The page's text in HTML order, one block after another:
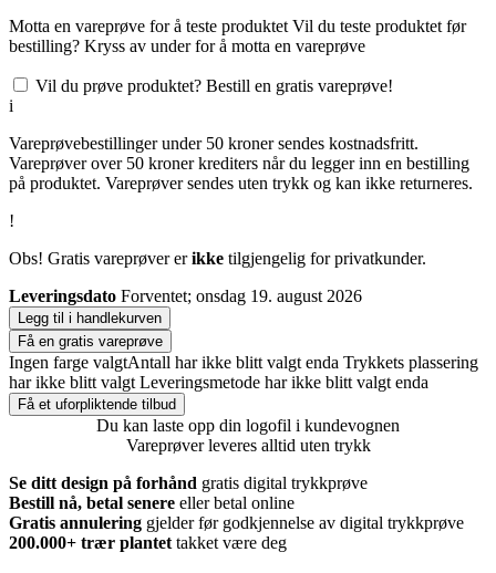
Motta en vareprøve for å teste produktet Vil du teste produktet før
bestilling? Kryss av under for å motta en vareprøve
Vil du prøve produktet? Bestill en gratis vareprøve!
i
Vareprøvebestillinger under 50 kroner sendes kostnadsfritt.
Vareprøver over 50 kroner krediters når du legger inn en bestilling
på produktet. Vareprøver sendes uten trykk og kan ikke returneres.
!
Obs! Gratis vareprøver erikke tilgjengelig for privatkunder.
Leveringsdato Forventet; onsdag 19. august 2026
Legg til i handlekurven
Få en gratis vareprøve
Ingen farge valgtAntall har ikke blitt valgt enda Trykkets plassering
har ikke blitt valgt Leveringsmetode har ikke blitt valgt enda
Få et uforpliktende tilbud
Du kan laste opp din logofil i kundevognen
Vareprøver leveres alltid uten trykk
Se ditt design på forhånd gratis digital trykkprøve
Bestill nå, betal senere eller betal online
Gratis annulering gjelder før godkjennelse av digital trykkprøve
200.000+ trær plantet takket være deg